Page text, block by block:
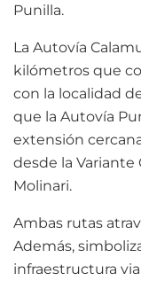
Punilla.
La Autovía
kilómetros que
con la localidad
que la Autovía
extensión
desde la Variante
Molinari.
Ambas rutas
Además,
infraestructura